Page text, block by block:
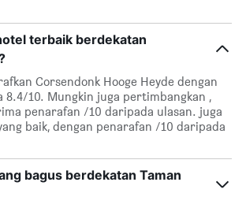
terbaik berdekatan
Corsendonk Hooge Heyde dengan
8.4/10. Mungkin juga pertimbangkan ,
penarafan /10 daripada ulasan. juga
baik, dengan penarafan /10 daripada
bagus berdekatan Taman